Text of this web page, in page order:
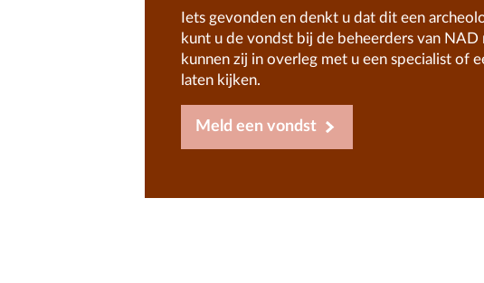
Iets gevonden en denkt u dat dit een
kunt u de vondst bij de beheerders van
kunnen zij in overleg met u een specialist of
laten kijken.
Meld een vondst